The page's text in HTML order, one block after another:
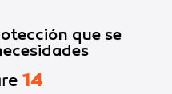
que se
14